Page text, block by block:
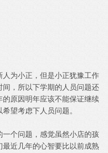
为小正，但是小正犹豫工作
，所以下学期的人员问题还
原因明年应该不能保证继续
望考虑下人员问题。
个问题，感觉虽然小店的孩
近几年的心智要比以前成熟